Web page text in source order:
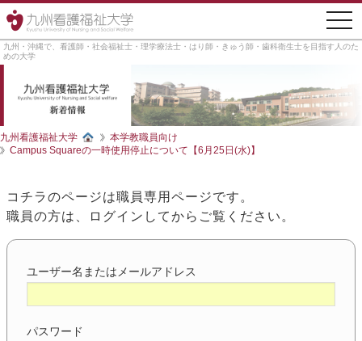
九州・沖縄で、看護師・社会福祉士・理学療法士・はり師・きゅう師・歯科衛生士を目指す人のた
めの大学
九州看護福祉大学
本学教職員向け
Campus Squareの一時使用停止について【6月25日(水)】
コチラのページは職員専用ページです。
職員の方は、ログインしてからご覧ください。
ユーザー名またはメールアドレス
パスワード